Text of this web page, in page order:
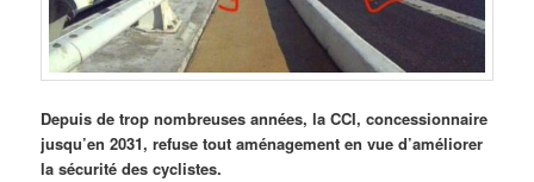
Depuis de trop nombreuses années, la CCI, concessionnaire
jusqu’en 2031, refuse tout aménagement en vue d’améliorer
la sécurité des cyclistes.